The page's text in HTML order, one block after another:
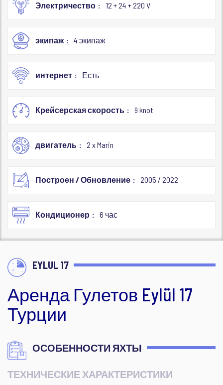
Электричество 12 + 24 + 220 V
экипаж 4 экипаж
интернет Есть
Крейсерская скорость 9 knot
двигатель 2 x Marin
Построен / Обновление 2005 / 2022
Кондиционер 6 час
EYLUL 17
Аренда Гулетов Eylül 17
Турции
ОСОБЕННОСТИ ЯХТЫ
ТЕХНИЧЕСКИЕ ХАРАКТЕРИСТИКИ